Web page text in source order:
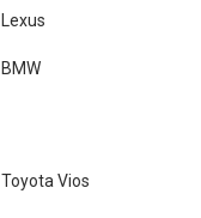
Lexus
BMW
Toyota Vios